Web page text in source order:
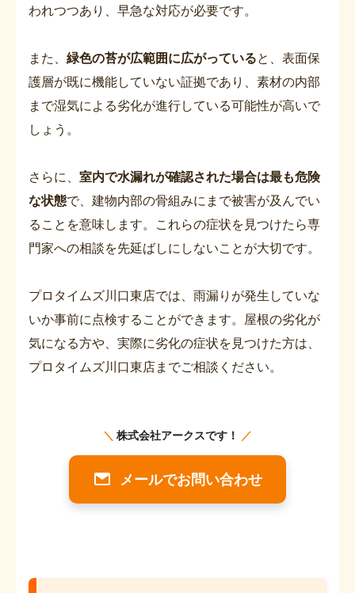
われつつあり、早急な対応が必要です。
また、 緑色の苔が広範囲に広がっていると、表面保
護層が既に機能していない証拠であり、素材の内部
まで湿気による劣化が進行している可能性が高いで
しょう。
さらに、 室内で水漏れが確認された場合は最も危険
な状態で、建物内部の骨組みにまで被害が及んでい
ることを意味します。これらの症状を見つけたら専
門家への相談を先延ばしにしないことが大切です。
プロタイムズ川口東店では、雨漏りが発生していな
いか事前に点検することができます。屋根の劣化が
気になる方や、実際に劣化の症状を見つけた方は、
プロタイムズ川口東店までご相談ください。
メールでお問い合わせ